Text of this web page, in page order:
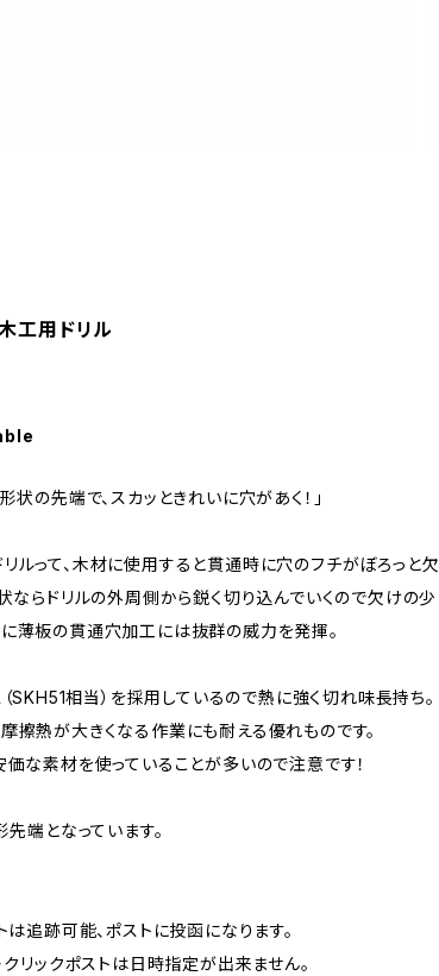
工用ドリル
状の先端で、スカッときれいに穴があく！」
ルって、木材に使用すると貫通時に穴のフチがぼろっと欠
ならドリルの外周側から鋭く切り込んでいくので欠けの少
薄板の貫通穴加工には抜群の威力を発揮。
SKH51相当）を採用しているので熱に強く切れ味長持ち。
擦熱が大きくなる作業にも耐える優れものです。
な素材を使っていることが多いので注意です！
端となっています。
は追跡可能、ポストに投函になります。
クリックポストは日時指定が出来ません。